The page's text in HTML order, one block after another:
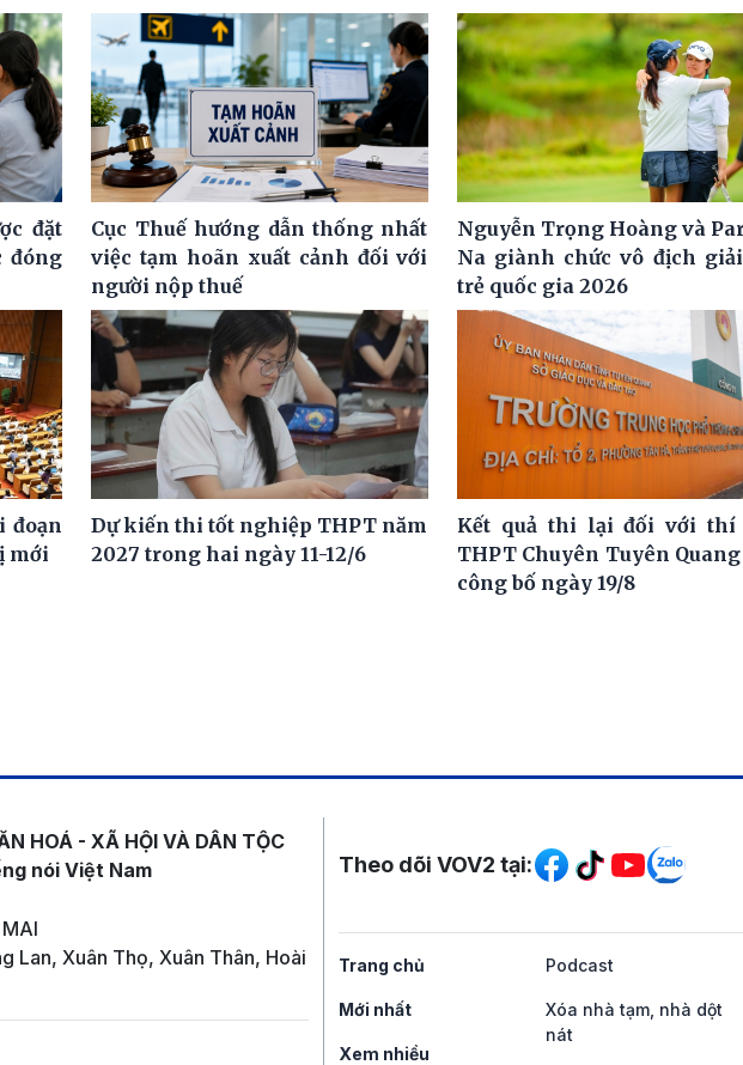
đặt
đóng
Cục Thuế hướng dẫn thống nhất
việc tạm hoãn xuất cảnh đối với
người nộp thuế
Nguyễn Trọng Hoàng và
Na giành chức vô địch
trẻ quốc gia 2026
đoạn
mới
Dự kiến thi tốt nghiệp THPT năm
2027 trong hai ngày 11-12/6
Kết quả thi lại đối với thí
THPT Chuyên Tuyên Quang
công bố ngày 19/8
HOÁ - XÃ HỘI VÀ DÂN TỘC
nói Việt Nam
Lan, Xuân Thọ, Xuân Thân, Hoài
Mạng xã hội
Theo dõi VOV2 tại:
Trang chủ
Mới nhất
Xem nhiều
Podcast
Xóa nhà tạm, nhà dột
nát